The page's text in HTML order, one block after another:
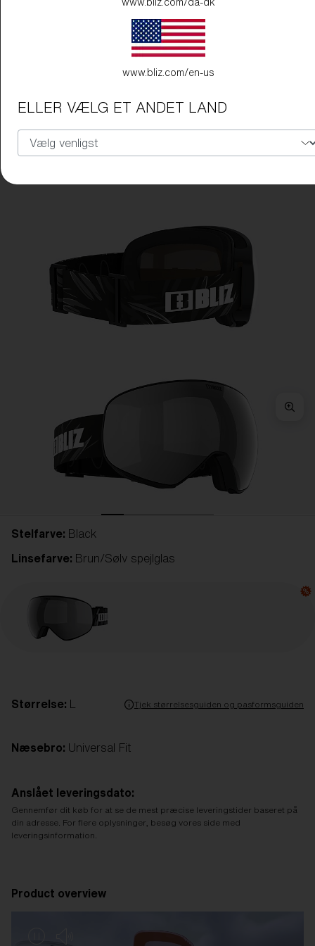
Stelfarve: Black
Linsefarve: Brun/Sølv spejlglas
Størrelse: Tjek størrelsesguiden og pasformsguiden
Næsebro: Universal Fit
Anslået leveringsdato:
Gennemfør dit køb for at se de mest præcise leveringstider baseret på
din adresse. For flere oplysninger, besøg vores side med
leveringsinformation.
Product overview
www.bliz.com/da-dk
www.bliz.com/en-us
ELLER VÆLG ET ANDET LAND